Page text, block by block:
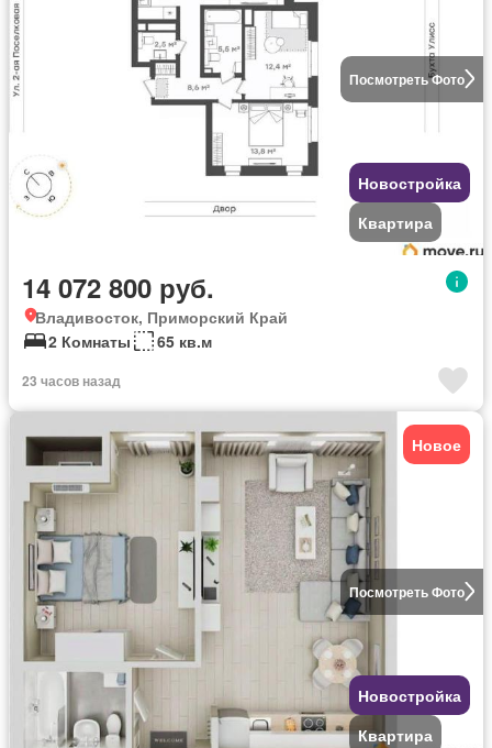
Посмотреть Фото
Новостройка
Квартира
14 072 800 руб.
Владивосток, Приморский Край
2 Комнаты
65 кв.м
23 часов назад
Посмотреть Фото
Новое
Новостройка
Квартира